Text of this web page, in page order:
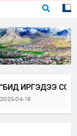
ИРГЭДЭЭ
04-18